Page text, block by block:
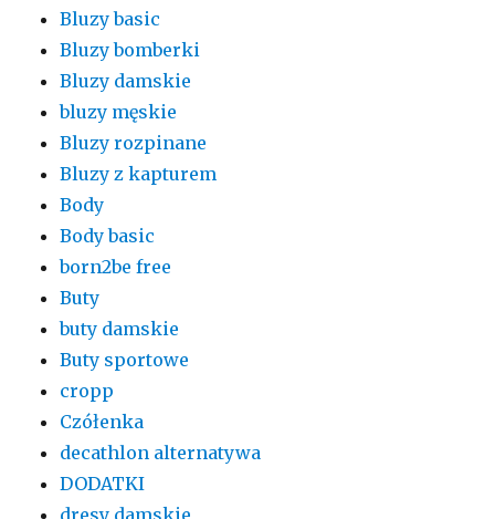
Bluzy basic
Bluzy bomberki
Bluzy damskie
bluzy męskie
Bluzy rozpinane
Bluzy z kapturem
Body
Body basic
born2be free
Buty
buty damskie
Buty sportowe
cropp
Czółenka
decathlon alternatywa
DODATKI